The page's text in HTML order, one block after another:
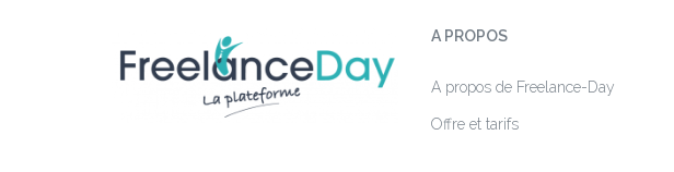
A PROPOS
A propos de Freelance-Day
Offre et tarifs